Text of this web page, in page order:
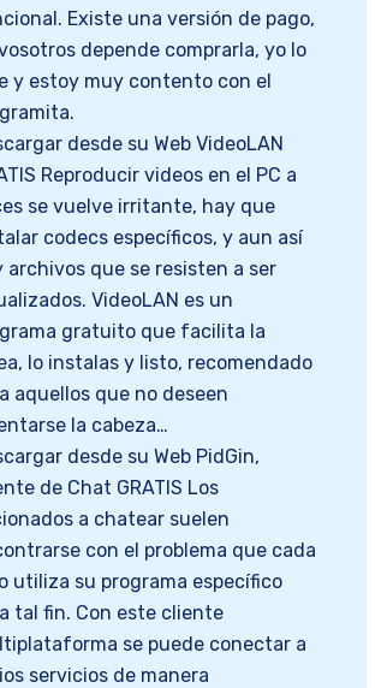
Existe una versión de pago,
depende comprarla, yo lo
y estoy muy contento con el
desde su Web VideoLAN
Reproducir videos en el PC a
se vuelve irritante, hay que
codecs específicos, y aun así
archivos que se resisten a ser
VideoLAN es un
gratuito que facilita la
lo instalas y listo, recomendado
aquellos que no deseen
la cabeza…
desde su Web PidGin,
de Chat GRATIS Los
a chatear suelen
con el problema que cada
utiliza su programa específico
tal fin. Con este cliente
se puede conectar a
servicios de manera